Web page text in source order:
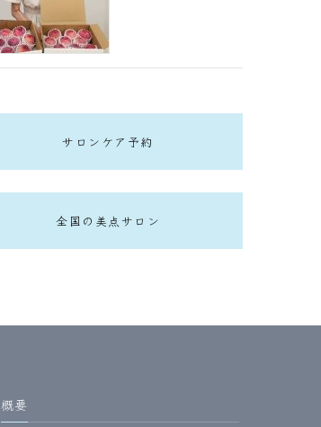
サロンケア予約
全国の美点サロン
概要